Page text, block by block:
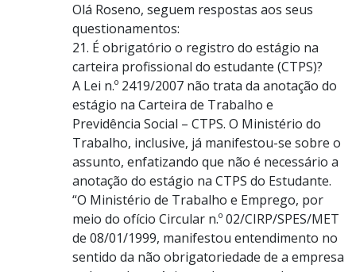
Olá Roseno, seguem respostas aos seus
questionamentos:
21. É obrigatório o registro do estágio na
carteira profissional do estudante (CTPS)?
A Lei n.º 2419/2007 não trata da anotação do
estágio na Carteira de Trabalho e
Previdência Social – CTPS. O Ministério do
Trabalho, inclusive, já manifestou-se sobre o
assunto, enfatizando que não é necessário a
anotação do estágio na CTPS do Estudante.
“O Ministério de Trabalho e Emprego, por
meio do ofício Circular n.º 02/CIRP/SPES/MET
de 08/01/1999, manifestou entendimento no
sentido da não obrigatoriedade de a empresa